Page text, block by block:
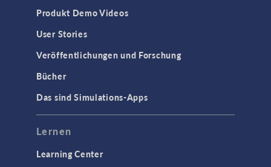
Produkt Demo Videos
User Stories
Veröffentlichungen und Forschung
Bücher
Das sind Simulations-Apps
Lernen
Learning Center